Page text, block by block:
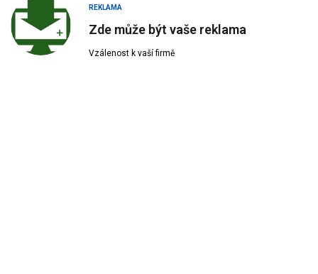
REKLAMA
Zde může být vaše reklama
Vzálenost k vaší firmě